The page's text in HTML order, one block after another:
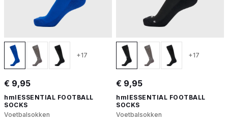
+17
€ 9,95
hmlESSENTIAL FOOTBALL
SOCKS
Voetbalsokken
+17
€ 9,95
hmlESSENTIAL FOOTBALL
SOCKS
Voetbalsokken